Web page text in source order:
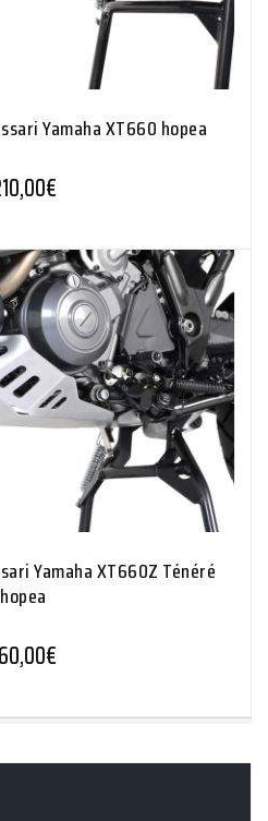
Yamaha XT660 hopea
€
Yamaha XT660Z Ténéré
hopea
€